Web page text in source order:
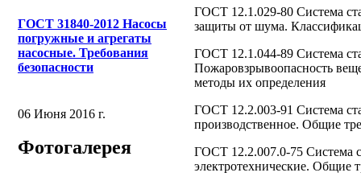
ГОСТ 31840-2012 Насосы
погружные и агрегаты
насосные. Требования
безопасности
06 Июня 2016 г.
Фотогалерея
ГОСТ 12.1.029-80 Система
защиты от шума.
ГОСТ 12.1.044-89 Система
Пожаровзрывоопасность
методы их определения
ГОСТ 12.2.003-91 Система
производственное. Общие
ГОСТ 12.2.007.0-75 Система
электротехнические. Общие